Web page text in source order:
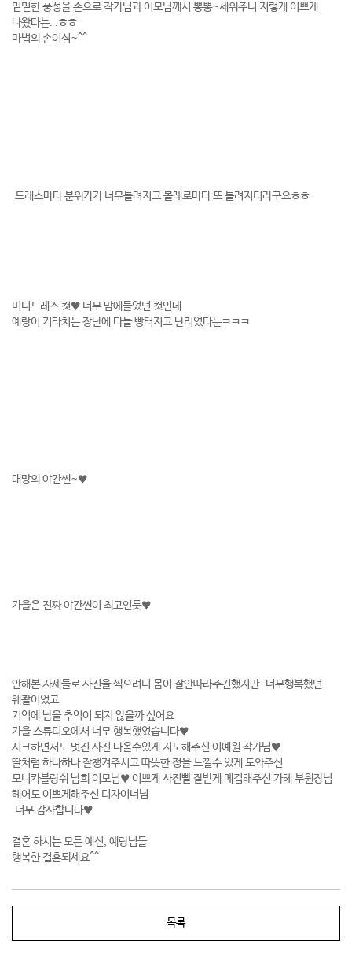
밑밑한 풍성을 손으로 작가님과 이모님께서 뽕뽕~세워주니 저렇게 이쁘게
나왔다는. .ㅎㅎ
마법의 손이심~^^
드레스마다 분위가가 너무틀려지고 볼레로마다 또 틀려지더라구요ㅎㅎ
미니드레스 컷♥ 너무 맘에들었던 컷인데
예랑이 기타치는 장난에 다들 빵터지고 난리였다는ㅋㅋㅋ
대망의 야간씬~♥
가을은 진짜 야간씬이 최고인듯♥
안해본 자세들로 사진을 찍으려니 몸이 잘안따라주긴했지만..너무행복했던
웨촬이었고
기억에 남을 추억이 되지 않을까 싶어요
가을 스튜디오에서 너무 행복했었습니다♥
시크하면서도 멋진 사진 나올수있게 지도해주신 이예원 작가님♥
딸처럼 하나하나 잘챙겨주시고 따뜻한 정을 느낄수 있게 도와주신
모니카블랑쉬 남희 이모님♥ 이쁘게 사진빨 잘받게 메컵해주신 가혜 부원장님
헤어도 이쁘게해주신 디자이너님
너무 감사합니다♥
결혼 하시는 모든 예신, 예랑님들
행복한 결혼되세요^^
목록